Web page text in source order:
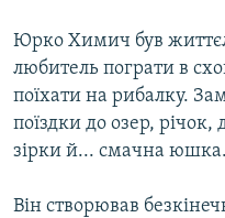
Юрко Химич був
любитель пограти в
поїхати на рибалку.
поїздки до озер,
зірки й... смачна
Він створював